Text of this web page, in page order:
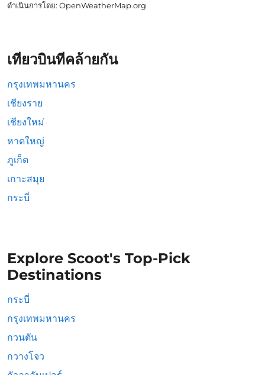
ดำเนินการโดย: OpenWeatherMap.org
เที่ยวบินที่คล้ายกัน
กรุงเทพมหานคร
เชียงราย
เชียงใหม่
หาดใหญ่
ภูเก็ต
เกาะสมุย
กระบี่
Explore Scoot's Top-Pick
Destinations
กระบี่
กรุงเทพมหานคร
กวนตัน
กวางโจว